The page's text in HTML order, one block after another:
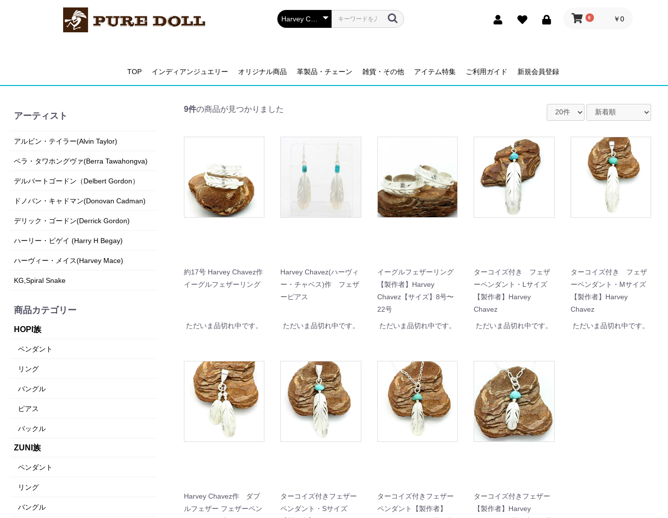
0 ￥0
TOP インディアンジュエリー オリジナル商品 革製品・チェーン 雑貨・その他 アイテム特集 ご利用ガイド 新規会員登録
アーティスト
アルビン・テイラー(Alvin Taylor)
ベラ・タワホングヴァ(Berra Tawahongva)
デルバートゴードン（Delbert Gordon）
ドノバン・キャドマン(Donovan Cadman)
デリック・ゴードン(Derrick Gordon)
ハーリー・ビゲイ (Harry H Begay)
ハーヴィー・メイス(Harvey Mace)
KG,Spiral Snake
商品カテゴリー
HOPI族
ペンダント
リング
バングル
ピアス
バックル
ZUNI族
ペンダント
リング
バングル
9件の商品が見つかりました
約17号 Harvey Chavez作
イーグルフェザーリング
ただいま品切れ中です。
Harvey Chavez(ハーヴィ
ー・チャベス)作 フェザ
ーピアス
ただいま品切れ中です。
イーグルフェザーリング
【製作者】Harvey
Chavez【サイズ】8号〜
22号
ただいま品切れ中です。
ターコイズ付き フェザ
ーペンダント・Lサイズ
【製作者】Harvey
Chavez
ただいま品切れ中です。
ターコイズ付き フェザ
ーペンダント・Mサイズ
【製作者】Harvey
Chavez
ただいま品切れ中です。
Harvey Chavez作 ダブ
ルフェザー フェザーペン
ターコイズ付きフェザー
ペンダント・Sサイズ
ターコイズ付きフェザー
ペンダント【製作者】
ターコイズ付きフェザー
【製作者】Harvey